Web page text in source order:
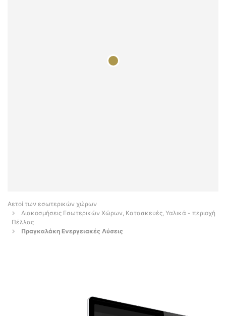
Αετοί των εσωτερικών χώρων
Διακοσμήσεις Εσωτερικών Χώρων, Κατασκευές, Υαλικά - περιοχή
Πέλλας
Πραγκαλάκη Ενεργειακές Λύσεις